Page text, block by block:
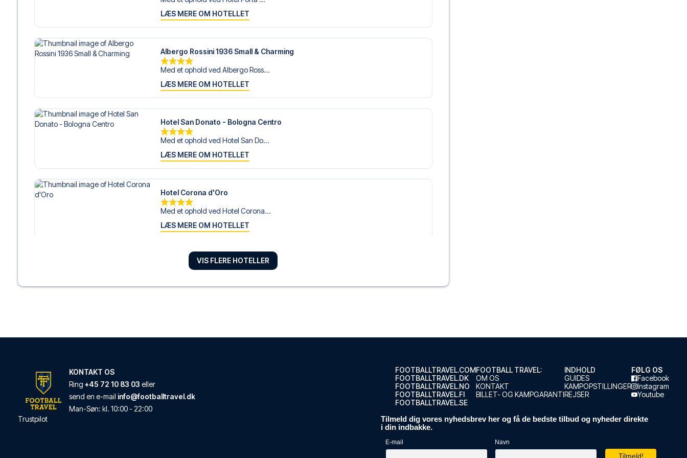
LÆS MERE OM HOTELLET
Albergo Rossini 1936 Small & Charming
Med et ophold ved Albergo Ross...
LÆS MERE OM HOTELLET
Hotel San Donato - Bologna Centro
Med et ophold ved Hotel San Do...
LÆS MERE OM HOTELLET
Hotel Corona d'Oro
Med et ophold ved Hotel Corona...
LÆS MERE OM HOTELLET
Art Hotel Commercianti
VIS FLERE HOTELLER
KONTAKT OS
Ring +45 72 10 83 03 eller
send en e-mail info@footballtravel.dk
Man-Søn: kl. 10:00 - 22:00
Trustpilot
FOOTBALLTRAVEL.COM
FOOTBALLTRAVEL.DK
FOOTBALLTRAVEL.NO
FOOTBALLTRAVEL.FI
FOOTBALLTRAVEL.SE
FOOTBALL TRAVEL:
OM OS
KONTAKT
BILLET- OG KAMPGARANTI
INDHOLD
GUIDES
KAMPOPSTILLINGER
REJSER
FØLG OS
Facebook
Instagram
Youtube
Tilmeld dig vores nyhedsbrev her og få de bedste tilbud og nyheder direkte
i din indbakke.
E-mail Navn